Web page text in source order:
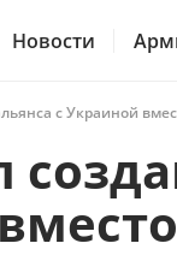
Новости
с Украиной